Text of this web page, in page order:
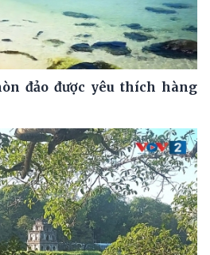
đảo được yêu thích hàng